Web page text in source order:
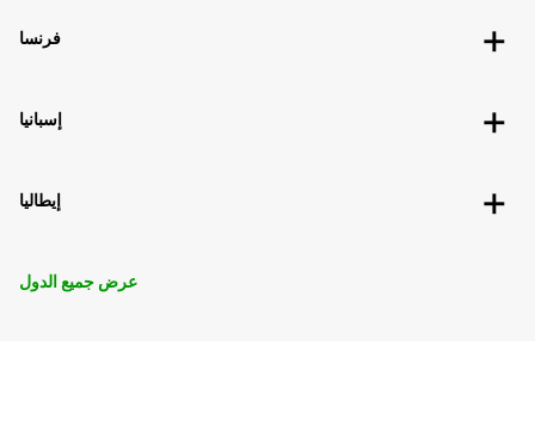
فرنسا
إسبانيا
إيطاليا
عرض جميع الدول